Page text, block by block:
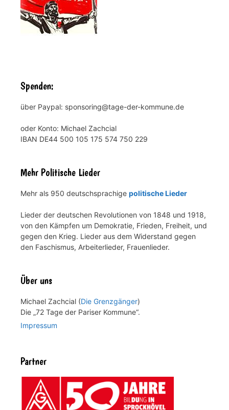
Spenden:
über Paypal: sponsoring@tage-der-kommune.de
oder Konto: Michael Zachcial
IBAN DE44 500 105 175 574 750 229
Mehr Politische Lieder
Mehr als 950 deutschsprachige politische Lieder
Lieder der deutschen Revolutionen von 1848 und 1918,
von den Kämpfen um Demokratie, Frieden, Freiheit, und
gegen den Krieg. Lieder aus dem Widerstand gegen
den Faschismus, Arbeiterlieder, Frauenlieder.
Über uns
Michael Zachcial (Die Grenzgänger)
Die „72 Tage der Pariser Kommune“.
Impressum
Partner